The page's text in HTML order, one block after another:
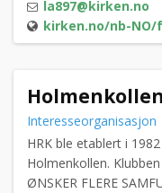
året med konserter og
la897@kirken.no
kirken.no/nb-NO/fellesrad/
Interesseorganisasjon
HRK ble etablert i
Holmenkollen.
ØNSKER FLERE